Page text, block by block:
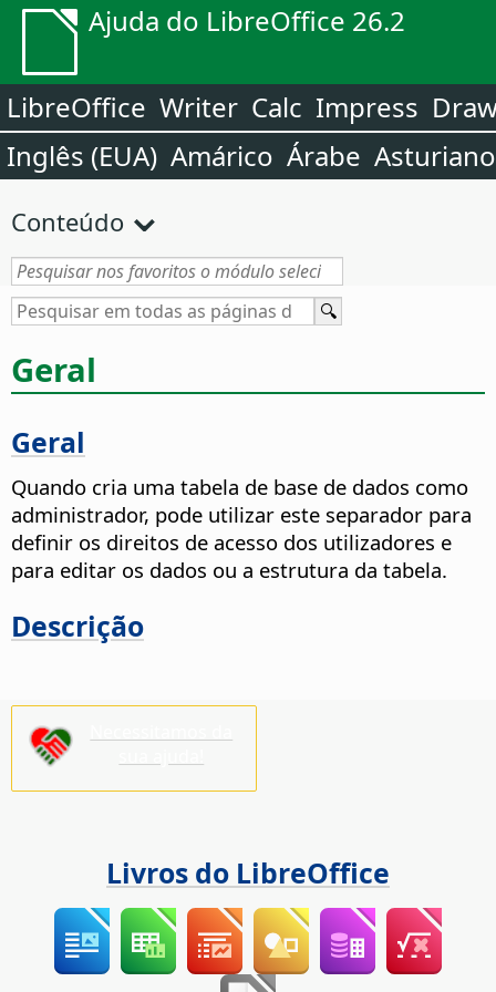
Ajuda do LibreOffice 26.2
LibreOffice Writer Calc Impress
Inglês (EUA) Amárico Árabe Asturiano
Conteúdo
Geral
Geral
Quando cria uma tabela de base de dados como
administrador, pode utilizar este separador para
definir os direitos de acesso dos utilizadores e
para editar os dados ou a estrutura da tabela.
Descrição
Livros do LibreOffice